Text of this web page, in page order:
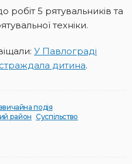
5 рятувальників та
техніки.
У Павлограді
дитина.
подія
район Суспільство